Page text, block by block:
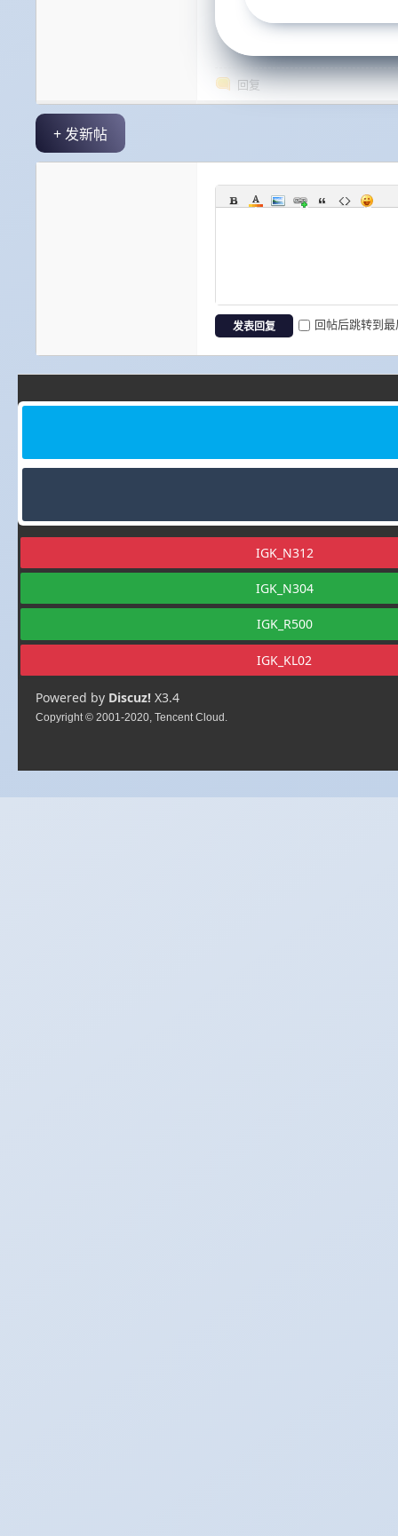
回复
+ 发新帖
发表回复 回帖后跳转到
IGK_N312
IGK_N304
IGK_R500
IGK_KL02
Powered by Discuz! X3.4
Copyright © 2001-2020, Tencent Cloud.